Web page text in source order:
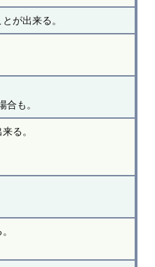
が出来る。
合も。
る。